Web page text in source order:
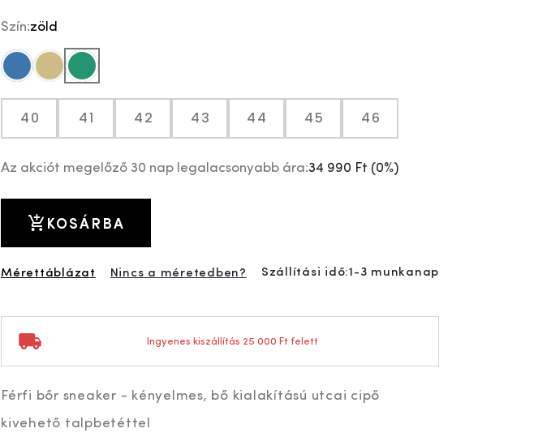
Szín:zöld
kék drappzöld
40 41 42 43 44 45 46
Az akciót megelőző 30 nap legalacsonyabb ára:34 990 Ft (0%)
KOSÁRBA
Mérettáblázat Nincs a méretedben? Szállítási idő:1-3 munkanap
Ingyenes kiszállítás 25 000 Ft felett
Férfi bőr sneaker - kényelmes, bő kialakítású utcai cipő
kivehető talpbetéttel